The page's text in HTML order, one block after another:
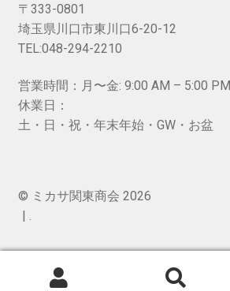
〒333-0801
埼玉県川口市東川口6-20-12
TEL:048-294-2210
営業時間：月〜金: 9:00 AM – 5:00 PM
休業日：
土・日・祝・年末年始・GW・お盆
© ミカサ関東商会 2026